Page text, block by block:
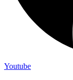
Youtube